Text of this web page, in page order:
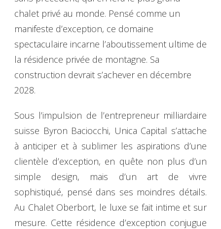
chalet privé au monde. Pensé comme un
manifeste d’exception, ce domaine
spectaculaire incarne l’aboutissement ultime de
la résidence privée de montagne. Sa
construction devrait s’achever en décembre
2028.
Sous l’impulsion de l’entrepreneur milliardaire
suisse Byron Baciocchi, Unica Capital s’attache
à anticiper et à sublimer les aspirations d’une
clientèle d’exception, en quête non plus d’un
simple design, mais d’un art de vivre
sophistiqué, pensé dans ses moindres détails.
Au Chalet Oberbort, le luxe se fait intime et sur
mesure. Cette résidence d’exception conjugue